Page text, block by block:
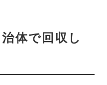
体で回収し